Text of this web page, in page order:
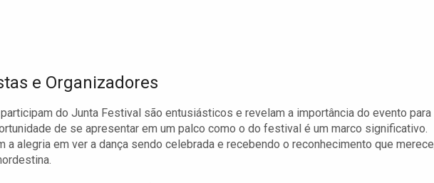
e Organizadores
do Junta Festival são entusiásticos e revelam a importância do evento para
de se apresentar em um palco como o do festival é um marco significativo.
a alegria em ver a dança sendo celebrada e recebendo o reconhecimento que